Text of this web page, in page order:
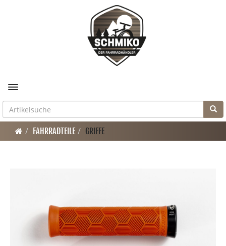
Toggle navigation
FAHRRADTEILE GRIFFE